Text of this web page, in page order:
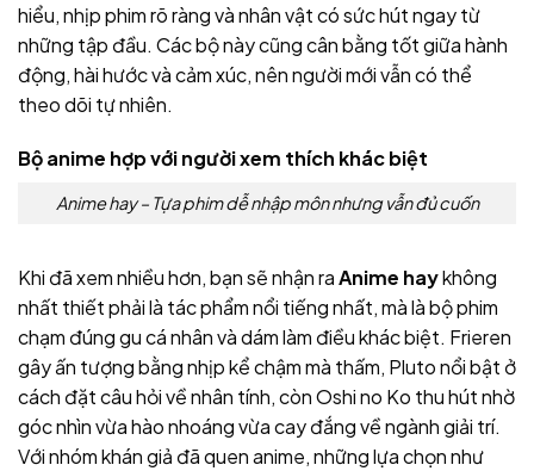
hiểu, nhịp phim rõ ràng và nhân vật có sức hút ngay từ
những tập đầu. Các bộ này cũng cân bằng tốt giữa hành
động, hài hước và cảm xúc, nên người mới vẫn có thể
theo dõi tự nhiên.
Bộ anime hợp với người xem thích khác biệt
Anime hay – Tựa phim dễ nhập môn nhưng vẫn đủ cuốn
Khi đã xem nhiều hơn, bạn sẽ nhận raAnime haykhông
nhất thiết phải là tác phẩm nổi tiếng nhất, mà là bộ phim
chạm đúng gu cá nhân và dám làm điều khác biệt. Frieren
gây ấn tượng bằng nhịp kể chậm mà thấm, Pluto nổi bật ở
cách đặt câu hỏi về nhân tính, còn Oshi no Ko thu hút nhờ
góc nhìn vừa hào nhoáng vừa cay đắng về ngành giải trí.
Với nhóm khán giả đã quen anime, những lựa chọn như